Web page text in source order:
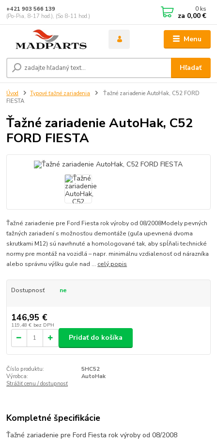
Menu
Hľadať
+421 903 566 139
(Po-Pia, 8-17 hod.), (So 8-11 hod.)
0 ks
za 0,00 €
Úvod Typové ťažné zariadenia
Ťažné zariadenie AutoHak, C52 FORD
FIESTA
Ťažné zariadenie AutoHak, C52
FORD FIESTA
Ťažné zariadenie pre Ford Fiesta rok výroby od 08/2008Modely pevných
ťažných zariadení s možnosťou demontáže (guľa upevnená dvoma
skrutkami M12) sú navrhnuté a homologované tak, aby spĺňali technické
normy pre montáž na vozidlá – napr. minimálnu vzdialenosť od nárazníka
alebo správnu výšku gule nad ... celý popis
Dostupnosť ne
146,95 €
119,48 € bez DPH
Pridať do košíka
Číslo produktu:
5HC52
Výrobca:
AutoHak
Strážiť cenu / dostupnosť
Kompletné špecifikácie
Ťažné zariadenie pre Ford Fiesta rok výroby od 08/2008